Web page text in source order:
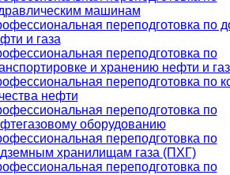
машинам
переподготовка по
и газа
переподготовка по
и хранению нефти и
переподготовка по
нефти
переподготовка по
оборудованию
переподготовка по
хранилищам газа (ПХГ)
переподготовка по